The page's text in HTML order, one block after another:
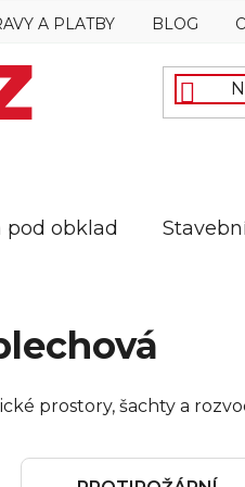
A PLATBY BLOG
pod obklad
prostory, šachty a